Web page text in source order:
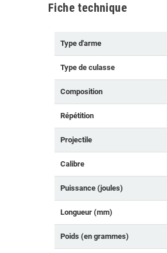
Fiche technique
Type d'arme
Type de culasse
Composition
Répétition
Projectile
Calibre
Puissance (joules)
Longueur (mm)
Poids (en grammes)